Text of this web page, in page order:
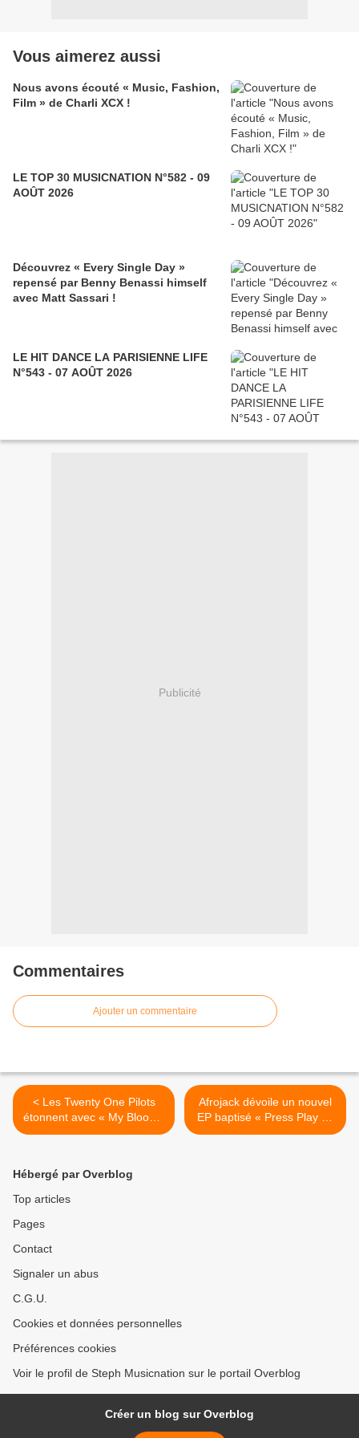
Vous aimerez aussi
Nous avons écouté « Music, Fashion,
Film » de Charli XCX !
LE TOP 30 MUSICNATION N°582 - 09
AOÛT 2026
Découvrez « Every Single Day »
repensé par Benny Benassi himself
avec Matt Sassari !
LE HIT DANCE LA PARISIENNE LIFE
N°543 - 07 AOÛT 2026
Publicité
Commentaires
Ajouter un commentaire
< Les Twenty One Pilots
étonnent avec « My Blood »
!
Afrojack dévoile un nouvel
EP baptisé « Press Play » !
>
Hébergé par Overblog
Top articles
Pages
Contact
Signaler un abus
C.G.U.
Cookies et données personnelles
Préférences cookies
Voir le profil de Steph Musicnation sur le portail Overblog
Créer un blog sur Overblog